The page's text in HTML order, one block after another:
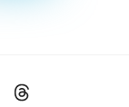
Tiktok